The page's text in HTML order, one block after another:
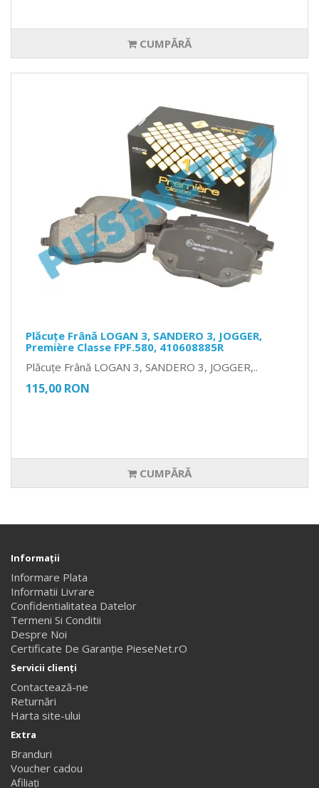
CUMPĂRĂ
Plăcuțe Frână LOGAN 3, SANDERO 3, JOGGER,
Première Classe FPF.580, 410608885R
Plăcuțe Frână LOGAN 3, SANDERO 3, JOGGER,..
115,00 RON
CUMPĂRĂ
Informaţii
Informare Plata
Informatii Livrare
Confidentialitatea Datelor
Termeni Si Conditii
Despre Noi
Certificate De Garanție PieseNet.rO
Servicii clienţi
Contactează-ne
Returnări
Harta site-ului
Extra
Branduri
Voucher cadou
Afiliaţi